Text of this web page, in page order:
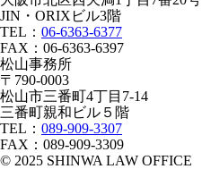
JIN・ORIXビル3階
TEL： 06-6363-6377
FAX：06-6363-6397
松山事務所
〒790-0003
松山市三番町4丁目7-14
三番町親和ビル５階
TEL： 089-909-3307
FAX：089-909-3309
© 2025 SHINWA LAW OFFICE